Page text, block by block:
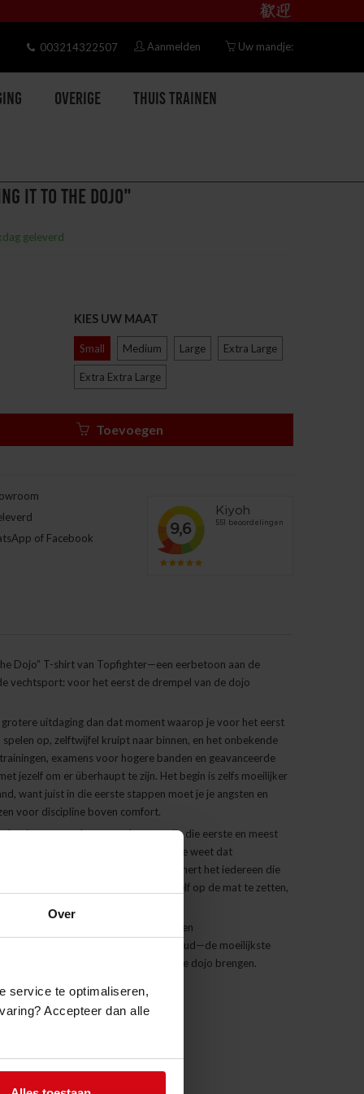
Over
service te optimaliseren,
Accepteer dan alle
Uw mandje:
Aanmelden
003214322507
Overige Thuis trainen
IT TO THE DOJO"
geleverd
KIES UW MAAT
Small Medium Large Extra Large
Extra Extra Large
Toevoegen
of Facebook
Dojo” T-shirt van Topfighter—een eerbetoon aan de
vechtsport: voor het eerst de drempel van de dojo
uitdaging dan dat moment waarop je voor het eerst
op, zelftwijfel kruipt naar binnen, en het onbekende
examens voor hogere banden en geavanceerde
jezelf om er überhaupt te zijn. Het begin is zelfs moeilijker
want juist in die eerste stappen moet je je angsten en
voor discipline boven comfort.
is een ereteken voor degenen die die eerste en meest
Gemaakt voor de vechtsporter die weet dat
om de dojo binnen te gaan, herinnert het iedereen die
met de wil om te proberen, om jezelf op de mat te zetten,
als jouw symbool van toewijding en
eerste dag is of je duizendste, onthoud—de moeilijkste
overwonnen. Laten we het nu naar de dojo brengen.
/ 30 °C